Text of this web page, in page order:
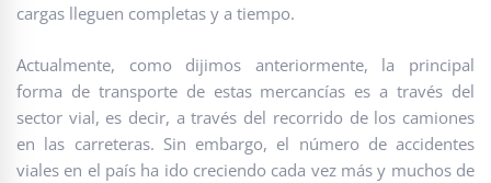
cargas lleguen completas y a tiempo.
Actualmente, como dijimos anteriormente, la principal
forma de transporte de estas mercancías es a través del
sector vial, es decir, a través del recorrido de los camiones
en las carreteras. Sin embargo, el número de accidentes
viales en el país ha ido creciendo cada vez más y muchos de